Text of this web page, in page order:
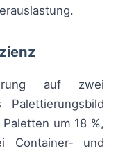
auf zwei
um 18 %,
Container‑ und